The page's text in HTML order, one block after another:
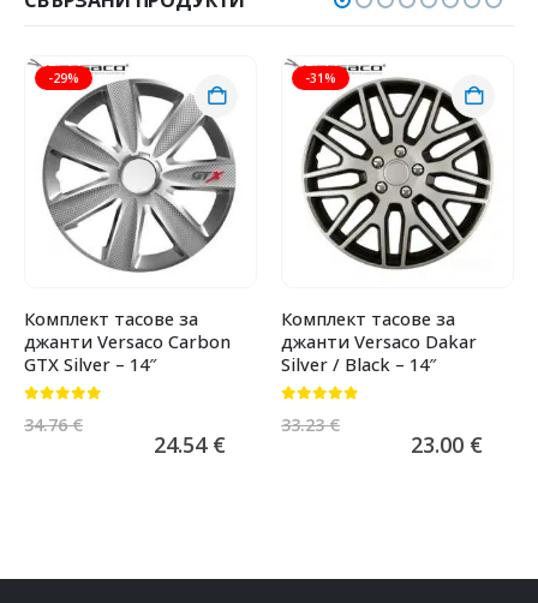
-29%
Комплект тасове за
джанти Versaco Carbon
GTX Silver – 14″
34.76€
24.54 €
-31%
Комплект тасове за
джанти Versaco Dakar
Silver / Black – 14″
33.23€
23.00 €